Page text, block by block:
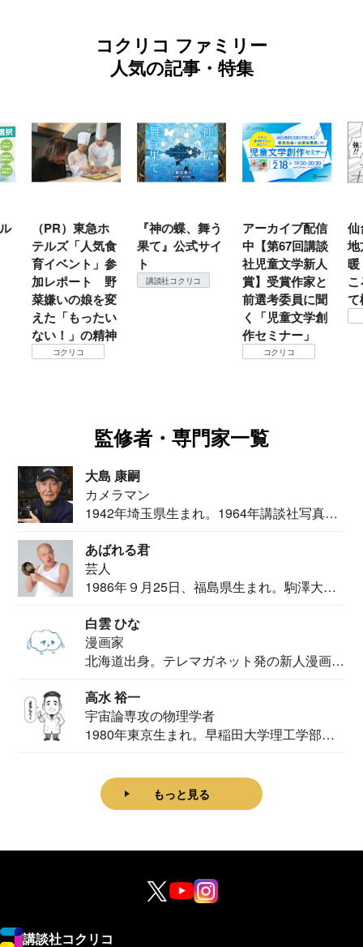
コクリコ ファミリー
人気の記事・特集
（PR）東急ホ
テルズ「人気食
育イベント」参
加レポート 野
菜嫌いの娘を変
えた「もったい
ない！」の精神
コクリコ
『神の蝶、舞う
果て』公式サイ
ト
講談社コクリコ
アーカイブ配信
中【第67回講談
社児童文学新人
賞】受賞作家と
前選考委員に聞
く「児童文学創
作セミナー」
コクリコ
仙
地
て
監修者・専門家一覧
大島 康嗣
カメラマン
1942年埼玉県生まれ。1964年講談社写真部
あばれる君
芸人
1986年９月25日、福島県生まれ。駒澤大学
白雲 ひな
漫画家
北海道出身。テレマガネット発の新人漫画
高水 裕一
宇宙論専攻の物理学者
1980年東京生まれ。早稲田大学理工学部物
もっと見る
講談社コクリコ